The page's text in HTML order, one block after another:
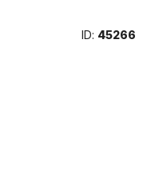
ID: 45266